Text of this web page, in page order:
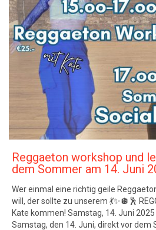
Reggaeton workshop und
dem Sommer am 14. Juni
Wer einmal eine richtig geile
will, der sollte zu unserem 💃✨🪩🕺
Kate kommen! Samstag, 14. Juni
Samstag, den 14. Juni, direkt vor dem